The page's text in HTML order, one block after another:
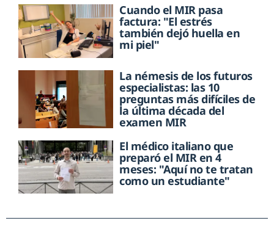
Cuando el MIR pasa
factura: "El estrés
también dejó huella en
mi piel"
La némesis de los futuros
especialistas: las 10
preguntas más difíciles de
la última década del
examen MIR
El médico italiano que
preparó el MIR en 4
meses: "Aquí no te tratan
como un estudiante"